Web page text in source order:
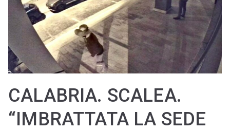
CALABRIA. SCALEA.
“IMBRATTATA LA SEDE